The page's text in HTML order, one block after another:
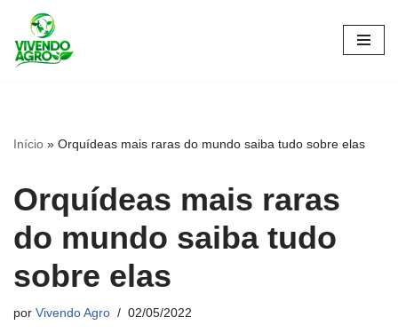
Pular
para
Início » Orquídeas mais raras do mundo saiba tudo sobre elas
Orquídeas mais raras
do mundo saiba tudo
sobre elas
por Vivendo Agro 02/05/2022